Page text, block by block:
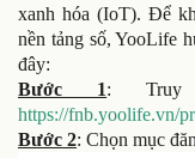
xanh hóa (IoT). Để
nền tảng số, YooLife
đây:
Bước 1: Truy
https://fnb.yoolife.vn/
Bước 2: Chọn mục